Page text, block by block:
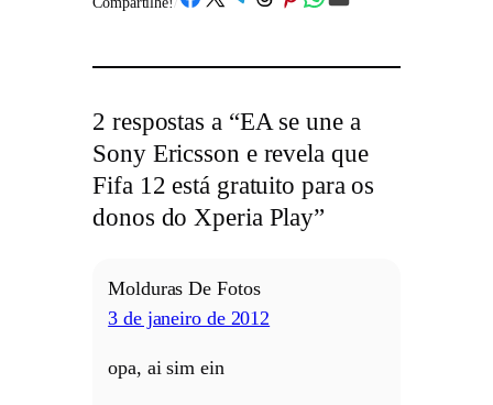
2 respostas a “EA se une a
Sony Ericsson e revela que
Fifa 12 está gratuito para os
donos do Xperia Play”
Molduras De Fotos
3 de janeiro de 2012
opa, ai sim ein